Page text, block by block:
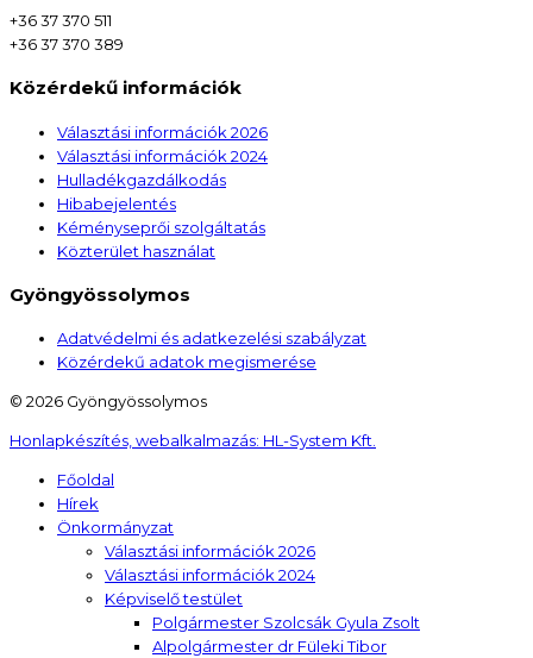
+36 37 370 511
+36 37 370 389
Közérdekű információk
Választási információk 2026
Választási információk 2024
Hulladékgazdálkodás
Hibabejelentés
Kéményseprői szolgáltatás
Közterület használat
Gyöngyössolymos
Adatvédelmi és adatkezelési szabályzat
Közérdekű adatok megismerése
© 2026 Gyöngyössolymos
Honlapkészítés, webalkalmazás: HL-System Kft.
Főoldal
Hírek
Önkormányzat
Választási információk 2026
Választási információk 2024
Képviselő testület
Polgármester Szolcsák Gyula Zsolt
Alpolgármester dr Füleki Tibor